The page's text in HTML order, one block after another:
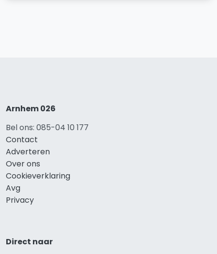
Arnhem 026
Bel ons: 085-04 10 177
Contact
Adverteren
Over ons
Cookieverklaring
Avg
Privacy
Direct naar